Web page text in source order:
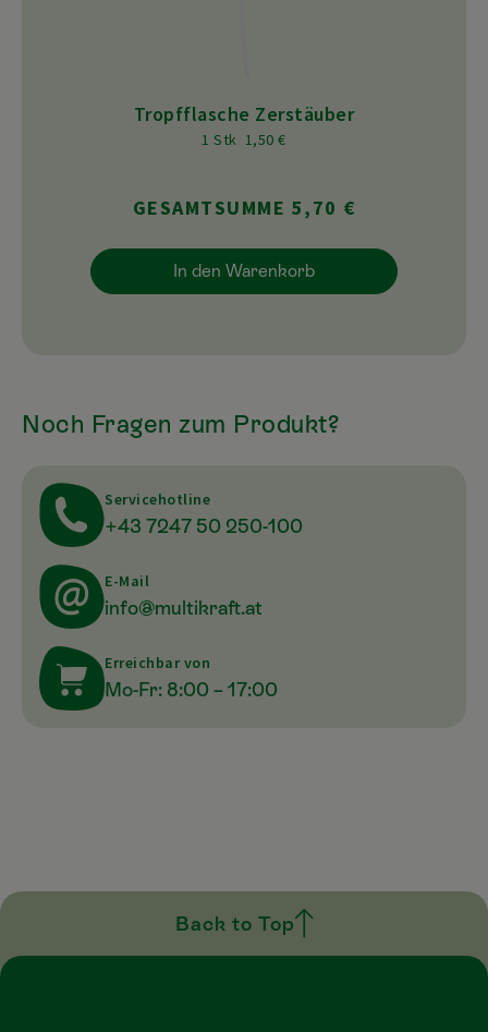
Tropfflasche Zerstäuber
1 Stk 1,50 €
GESAMTSUMME 5,70 €
In den Warenkorb
Noch Fragen zum Produkt?
Servicehotline
+43 7247 50 250-100
E-Mail
info@multikraft.at
Erreichbar von
Mo-Fr: 8:00 – 17:00
Back to Top